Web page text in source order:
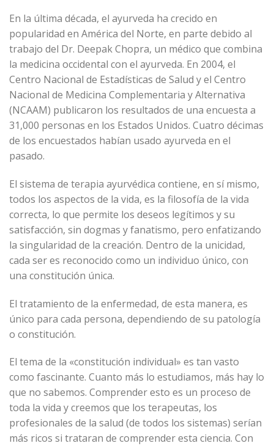
En la última década, el ayurveda ha crecido en
popularidad en América del Norte, en parte debido al
trabajo del Dr. Deepak Chopra, un médico que combina
la medicina occidental con el ayurveda. En 2004, el
Centro Nacional de Estadísticas de Salud y el Centro
Nacional de Medicina Complementaria y Alternativa
(NCAAM) publicaron los resultados de una encuesta a
31,000 personas en los Estados Unidos. Cuatro décimas
de los encuestados habían usado ayurveda en el
pasado.
El sistema de terapia ayurvédica contiene, en sí mismo,
todos los aspectos de la vida, es la filosofía de la vida
correcta, lo que permite los deseos legítimos y su
satisfacción, sin dogmas y fanatismo, pero enfatizando
la singularidad de la creación. Dentro de la unicidad,
cada ser es reconocido como un individuo único, con
una constitución única.
El tratamiento de la enfermedad, de esta manera, es
único para cada persona, dependiendo de su patología
o constitución.
El tema de la «constitución individual» es tan vasto
como fascinante. Cuanto más lo estudiamos, más hay lo
que no sabemos. Comprender esto es un proceso de
toda la vida y creemos que los terapeutas, los
profesionales de la salud (de todos los sistemas) serían
más ricos si trataran de comprender esta ciencia. Con